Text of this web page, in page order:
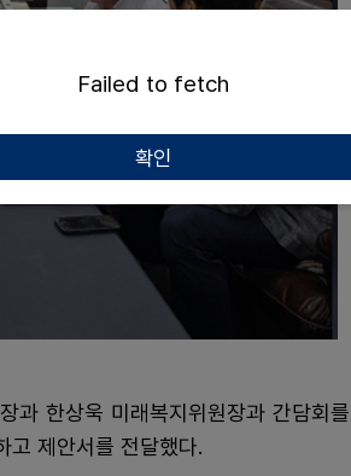
과 한상욱 미래복지위원장과 간담회를
고 제안서를 전달했다.
Failed to fetch
확인